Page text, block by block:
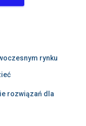
rynku
rozwiązań dla